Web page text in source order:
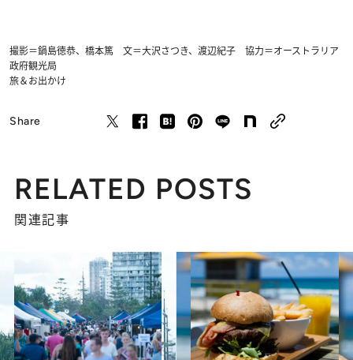
撮影＝鍋島徳恭、橋本篤 文＝大沢さつき、渡辺紀子 協力＝オーストラリア
政府観光局
旅＆お出かけ
Share
RELATED POSTS
関連記事